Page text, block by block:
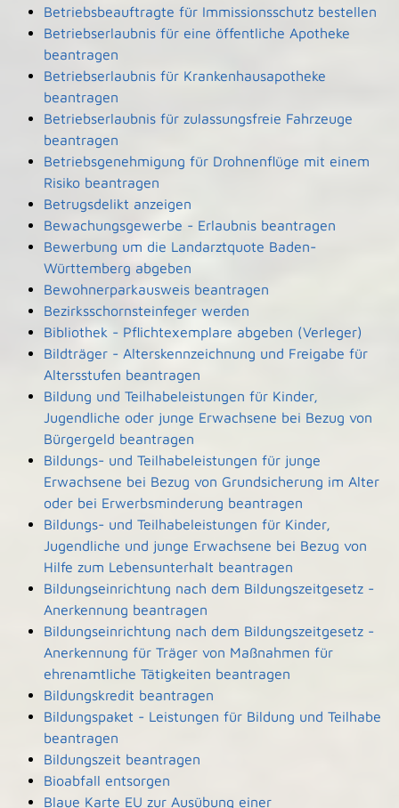
Betriebsbeauftragte für Immissionsschutz bestellen
Betriebserlaubnis für eine öffentliche Apotheke
beantragen
Betriebserlaubnis für Krankenhausapotheke
beantragen
Betriebserlaubnis für zulassungsfreie Fahrzeuge
beantragen
Betriebsgenehmigung für Drohnenflüge mit einem
Risiko beantragen
Betrugsdelikt anzeigen
Bewachungsgewerbe - Erlaubnis beantragen
Bewerbung um die Landarztquote Baden-
Württemberg abgeben
Bewohnerparkausweis beantragen
Bezirksschornsteinfeger werden
Bibliothek - Pflichtexemplare abgeben (Verleger)
Bildträger - Alterskennzeichnung und Freigabe für
Altersstufen beantragen
Bildung und Teilhabeleistungen für Kinder,
Jugendliche oder junge Erwachsene bei Bezug von
Bürgergeld beantragen
Bildungs- und Teilhabeleistungen für junge
Erwachsene bei Bezug von Grundsicherung im Alter
oder bei Erwerbsminderung beantragen
Bildungs- und Teilhabeleistungen für Kinder,
Jugendliche und junge Erwachsene bei Bezug von
Hilfe zum Lebensunterhalt beantragen
Bildungseinrichtung nach dem Bildungszeitgesetz -
Anerkennung beantragen
Bildungseinrichtung nach dem Bildungszeitgesetz -
Anerkennung für Träger von Maßnahmen für
ehrenamtliche Tätigkeiten beantragen
Bildungskredit beantragen
Bildungspaket - Leistungen für Bildung und Teilhabe
beantragen
Bildungszeit beantragen
Bioabfall entsorgen
Blaue Karte EU zur Ausübung einer